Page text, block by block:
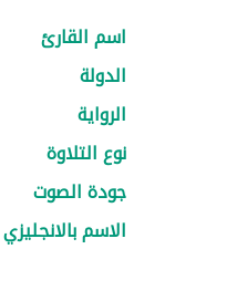
اسم القارئ
الدولة
الرواية
نوع التلاوة
جودة الصوت
الاسم بالانجليزي